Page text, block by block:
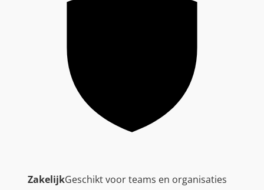
ZakelijkGeschikt voor teams en organisaties